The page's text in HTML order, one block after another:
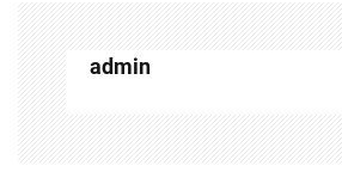
admin